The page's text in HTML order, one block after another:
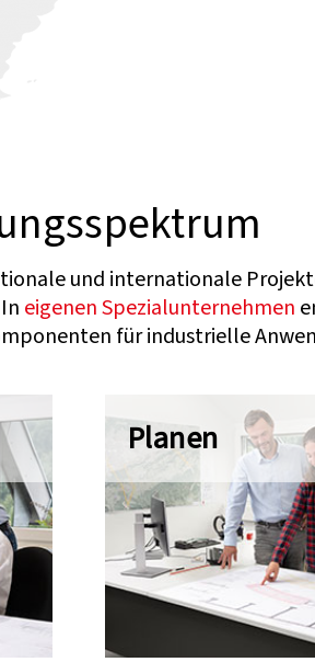
und internationale
eigenen Spezialunternehmen
für industrielle
Planen